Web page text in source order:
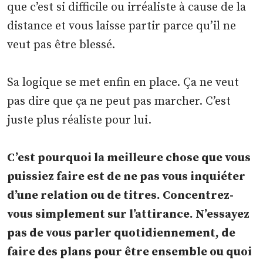
que c’est si difficile ou irréaliste à cause de la
distance et vous laisse partir parce qu’il ne
veut pas être blessé.
Sa logique se met enfin en place. Ça ne veut
pas dire que ça ne peut pas marcher. C’est
juste plus réaliste pour lui.
C’est pourquoi la meilleure chose que vous
puissiez faire est de ne pas vous inquiéter
d’une relation ou de titres. Concentrez-
vous simplement sur l’attirance. N’essayez
pas de vous parler quotidiennement, de
faire des plans pour être ensemble ou quoi